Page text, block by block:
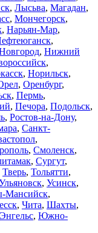
, Лысьва, Магадан,
, Мончегорск,
, Нарьян-Мар,
,
, Нижний
,
, Норильск,
, Оренбург,
, Пермь,
, Печора, Подольск,
, Ростов-на-Дону,
, Санкт-
,
, Смоленск,
, Сургут,
Тверь, Тольятти,
, Усинск,
Мансийск,
, Чита, Шахты,
Энгельс, Южно-